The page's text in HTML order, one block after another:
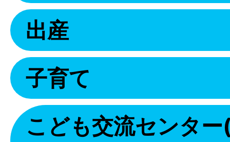
出産
子育て
こども交流センタ